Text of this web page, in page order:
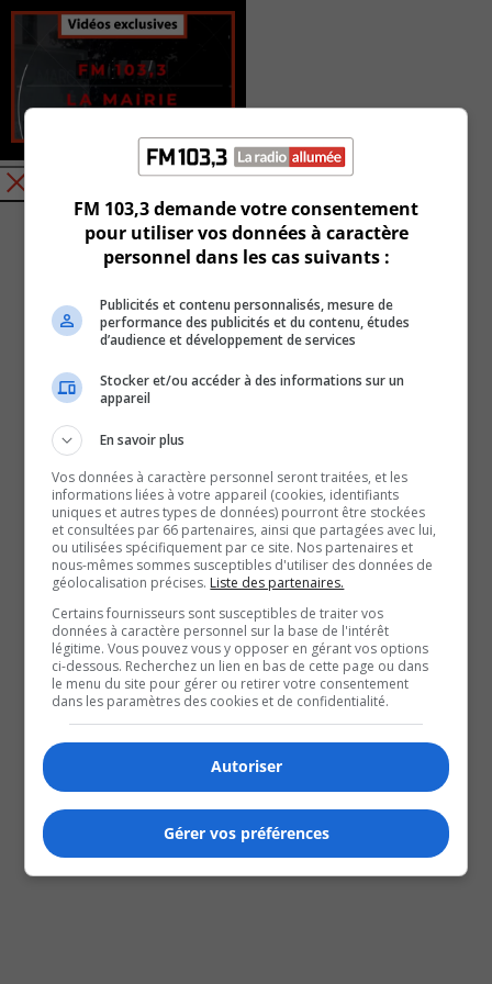
FM 103,3 demande votre consentement
pour utiliser vos données à caractère
personnel dans les cas suivants :
Publicités et contenu personnalisés, mesure de
performance des publicités et du contenu, études
d’audience et développement de services
Stocker et/ou accéder à des informations sur un
appareil
En savoir plus
Vos données à caractère personnel seront traitées, et les
informations liées à votre appareil (cookies, identifiants
uniques et autres types de données) pourront être stockées
et consultées par 66 partenaires, ainsi que partagées avec lui,
ou utilisées spécifiquement par ce site. Nos partenaires et
nous-mêmes sommes susceptibles d'utiliser des données de
géolocalisation précises. Liste des partenaires.
Certains fournisseurs sont susceptibles de traiter vos
données à caractère personnel sur la base de l'intérêt
légitime. Vous pouvez vous y opposer en gérant vos options
ci-dessous. Recherchez un lien en bas de cette page ou dans
le menu du site pour gérer ou retirer votre consentement
dans les paramètres des cookies et de confidentialité.
Autoriser
Gérer vos préférences